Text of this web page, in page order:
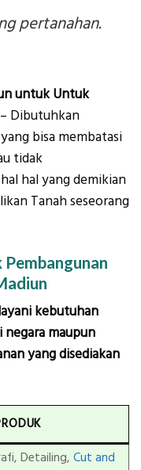
pertanahan.
untuk Untuk
– Dibutuhkan
bisa membatasi
tidak
hal yang demikian
Tanah seseorang
kebutuhan
maupun
yang disediakan
Detailing, Cut and